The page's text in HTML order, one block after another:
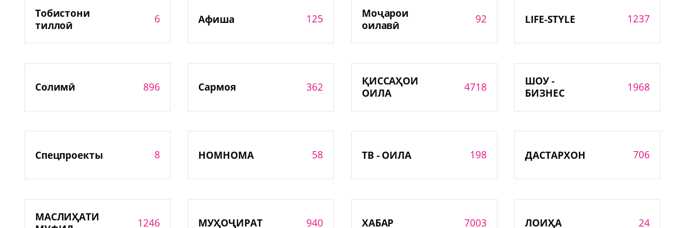
Тобистони
тиллоӣ
6 Афиша 125
Моҷарои
оилавӣ
92 LIFE-STYLE 1237
Солимӣ 896 Сармоя 362
ҚИССАҲОИ
ОИЛА
4718
ШОУ -
БИЗНЕС
1968
Спецпроекты 8 НОМНОМА 58 ТВ - ОИЛА 198 ДАСТАРХОН 706
МАСЛИҲАТИ
1246 МУҲОҶИРАТ 940 ХАБАР 7003 ЛОИҲА 24